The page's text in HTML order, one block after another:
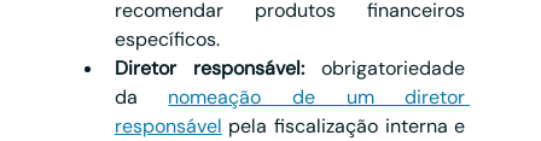
recomendar produtos financeiros
específicos.
Diretor responsável: obrigatoriedade
da nomeação de um diretor
responsável pela fiscalização interna e